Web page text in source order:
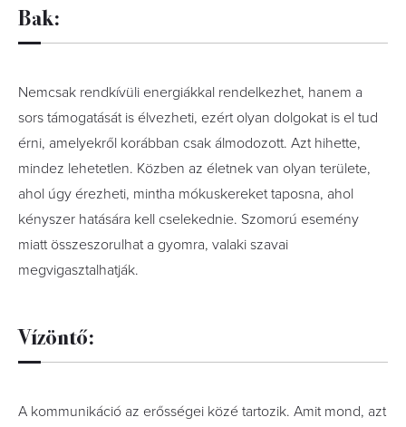
Bak:
Nemcsak rendkívüli energiákkal rendelkezhet, hanem a
sors támogatását is élvezheti, ezért olyan dolgokat is el tud
érni, amelyekről korábban csak álmodozott. Azt hihette,
mindez lehetetlen. Közben az életnek van olyan területe,
ahol úgy érezheti, mintha mókuskereket taposna, ahol
kényszer hatására kell cselekednie. Szomorú esemény
miatt összeszorulhat a gyomra, valaki szavai
megvigasztalhatják.
Vízöntő:
A kommunikáció az erősségei közé tartozik. Amit mond, azt